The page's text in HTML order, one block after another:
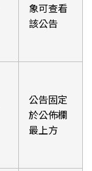
象可查看
該公告
公告固定
於公佈欄
最上方